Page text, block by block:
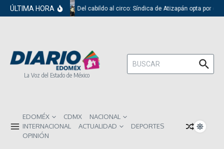
Saltar al contenido
ÚLTIMA HORA Del cabildo al circo: Síndica de Atizapán opta por el
La Voz del Estado de México
Buscar:
EDOMÉX CDMX
NACIONAL
INTERNACIONAL
ACTUALIDAD
DEPORTES
OPINIÓN